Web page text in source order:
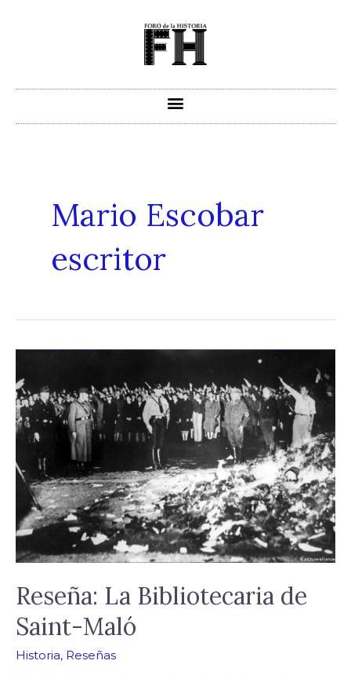
Mario Escobar
escritor
Reseña: La Bibliotecaria de
Saint-Maló
Historia, Reseñas
La
Bibliotecaria
de
Saint-
Maló